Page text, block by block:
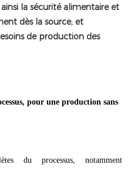
la sécurité alimentaire et
dès la source, et
de production des
pour une production sans
du processus, notamment